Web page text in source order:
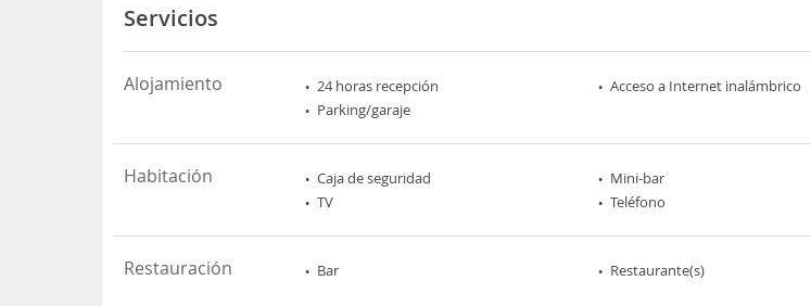
Servicios
Alojamiento 24 horas recepción Acceso a Internet inalámbrico
Parking/garaje
Habitación Caja de seguridad Mini-bar
TV
Teléfono
Restauración Bar Restaurante(s)